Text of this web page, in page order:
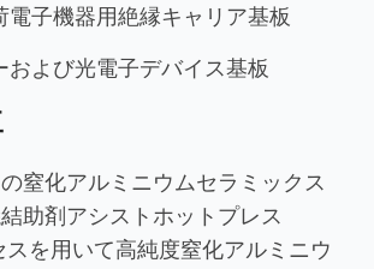
電子機器用絶縁キャリア基板
および光電子デバイス基板
窒化アルミニウムセラミックス
助剤アシストホットプレス
スを用いて高純度窒化アルミニウ